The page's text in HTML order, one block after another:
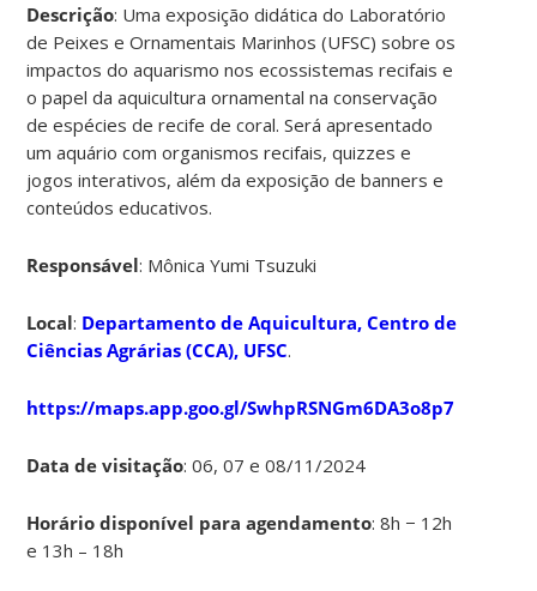
Descrição: Uma exposição didática do Laboratório
de Peixes e Ornamentais Marinhos (UFSC) sobre os
impactos do aquarismo nos ecossistemas recifais e
o papel da aquicultura ornamental na conservação
de espécies de recife de coral. Será apresentado
um aquário com organismos recifais, quizzes e
jogos interativos, além da exposição de banners e
conteúdos educativos.
Responsável: Mônica Yumi Tsuzuki
Local: Departamento de Aquicultura, Centro de
Ciências Agrárias (CCA), UFSC.
https://maps.app.goo.gl/SwhpRSNGm6DA3o8p7
Data de visitação: 06, 07 e 08/11/2024
Horário disponível para agendamento: 8h − 12h
e 13h – 18h